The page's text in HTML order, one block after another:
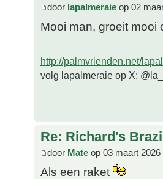
door lapalmeraie op 02
Mooi man, groeit mooi
http://palmvrienden.net/
volg lapalmeraie op X:
Re: Richard's
door Mate op 03 maart 2026
Als een raket